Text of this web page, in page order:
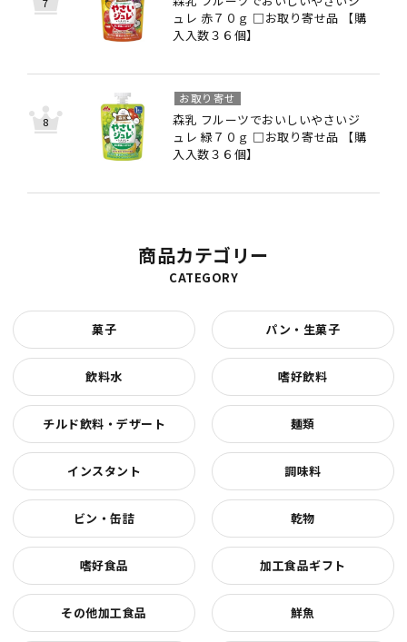
ュレ 赤７０ｇ □お取り寄せ品 【購
入入数３６個】
森乳 フルーツでおいしいやさいジ
ュレ 緑７０ｇ □お取り寄せ品 【購
入入数３６個】
お取り寄せ
商品カテゴリー
CATEGORY
菓子 パン・生菓子
飲料水 嗜好飲料
チルド飲料・デザート 麺類
インスタント 調味料
ビン・缶詰 乾物
嗜好食品 加工食品ギフト
その他加工食品 鮮魚